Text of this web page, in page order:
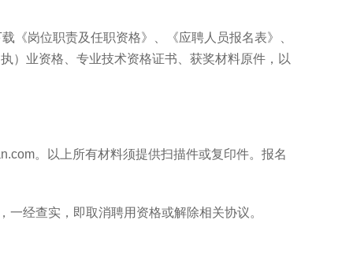
《岗位职责及任职资格》、《应聘人员报名表》、
）业资格、专业技术资格证书、获奖材料原件，以
。以上所有材料须提供扫描件或复印件。报名
经查实，即取消聘用资格或解除相关协议。